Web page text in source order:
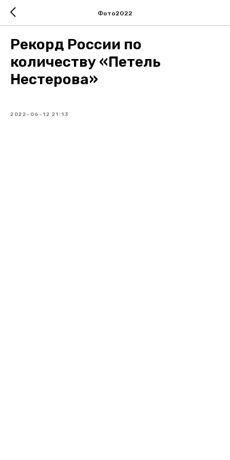
Фото2022
Рекорд России по
количеству «Петель
Нестерова»
2022-06-12 21:13